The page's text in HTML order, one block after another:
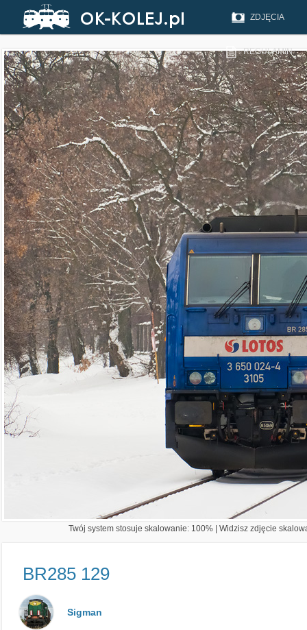
ZDJĘCIA
REGULAMIN
Twój system stosuje skalowanie: 100% | Widzisz zdjęcie
BR285 129
Sigman